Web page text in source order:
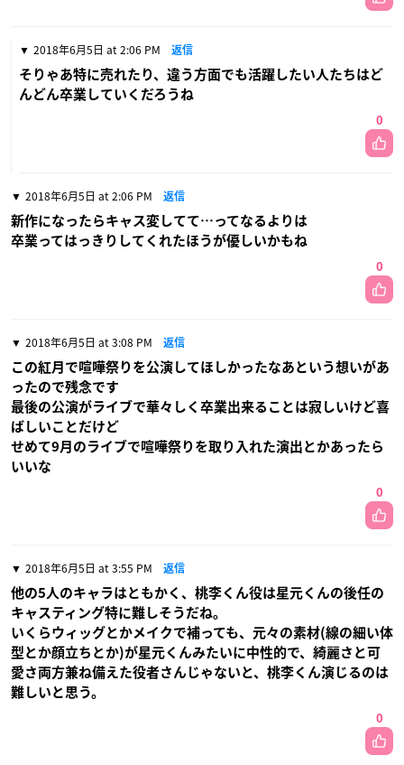
2018年6月5日 at 2:06 PM 返信
そりゃあ特に売れたり、違う方面でも活躍したい人たちはど
んどん卒業していくだろうね
0
2018年6月5日 at 2:06 PM 返信
新作になったらキャス変してて…ってなるよりは
卒業ってはっきりしてくれたほうが優しいかもね
0
2018年6月5日 at 3:08 PM 返信
この紅月で喧嘩祭りを公演してほしかったなあという想いがあ
ったので残念です
最後の公演がライブで華々しく卒業出来ることは寂しいけど喜
ばしいことだけど
せめて9月のライブで喧嘩祭りを取り入れた演出とかあったら
いいな
0
2018年6月5日 at 3:55 PM 返信
他の5人のキャラはともかく、桃李くん役は星元くんの後任の
キャスティング特に難しそうだね。
いくらウィッグとかメイクで補っても、元々の素材(線の細い体
型とか顔立ちとか)が星元くんみたいに中性的で、綺麗さと可
愛さ両方兼ね備えた役者さんじゃないと、桃李くん演じるのは
難しいと思う。
0